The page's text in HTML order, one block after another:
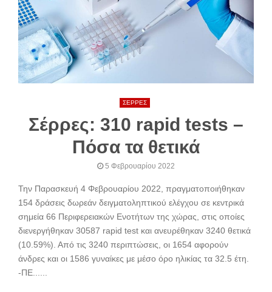
ΣΕΡΡΕΣ
Σέρρες: 310 rapid tests –
Πόσα τα θετικά
5 Φεβρουαρίου 2022
Την Παρασκευή 4 Φεβρουαρίου 2022, πραγματοποιήθηκαν
154 δράσεις δωρεάν δειγματοληπτικού ελέγχου σε κεντρικά
σημεία 66 Περιφερειακών Ενοτήτων της χώρας, στις οποίες
διενεργήθηκαν 30587 rapid test και ανευρέθηκαν 3240 θετικά
(10.59%). Από τις 3240 περιπτώσεις, οι 1654 αφορούν
άνδρες και οι 1586 γυναίκες με μέσο όρο ηλικίας τα 32.5 έτη.
-ΠΕ......